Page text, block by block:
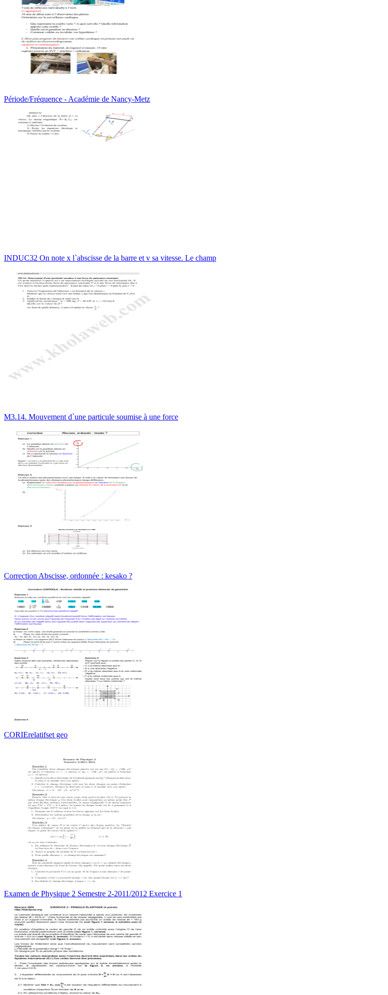
Période/Fréquence - Académie de Nancy-Metz
INDUC32 On note x l`abscisse de la barre et v sa vitesse. Le champ
M3.14. Mouvement d`une particule soumise à une force
Correction Abscisse, ordonnée : kesako ?
CORIErelatifset geo
Examen de Physique 2 Semestre 2-2011/2012 Exercice 1